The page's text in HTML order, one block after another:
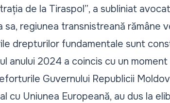
de la Tiraspol”, a subliniat
sa, regiunea transnistreană rămâne
drepturilor fundamentale sunt
anului 2024 a coincis cu un
Guvernului Republicii
cu Uniunea Europeană, au dus la